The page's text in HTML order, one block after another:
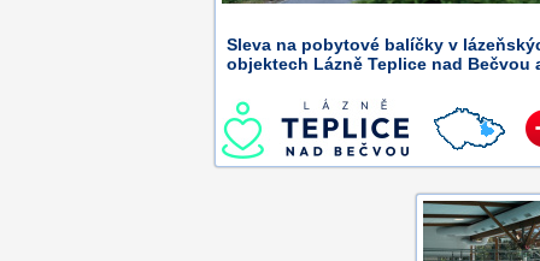
Sleva na pobytové balíčky v
objektech Lázně Teplice nad Bečvou